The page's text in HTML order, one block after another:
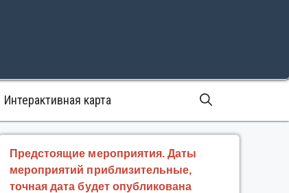
Интерактивная карта
Предстоящие мероприятия. Даты
мероприятий приблизительные,
точная дата будет опубликована